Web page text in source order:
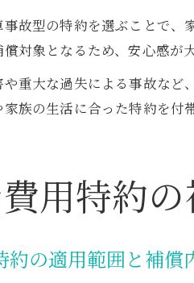
事故型の特約を選ぶことで
対象となるため、安心感が
重大な過失による事故など
族の生活に合った特約を付
用特約
約の適用範囲と補償